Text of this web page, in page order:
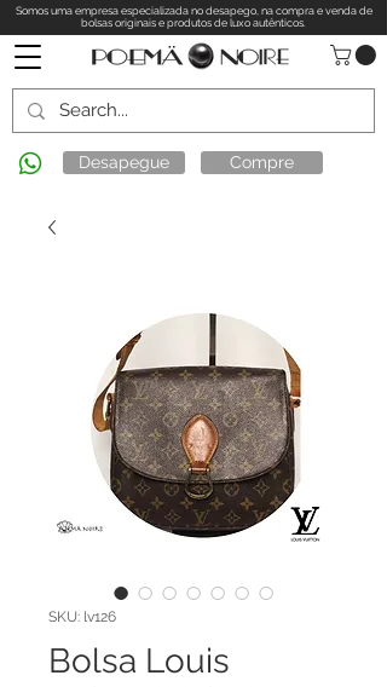
Somos uma empresa especializada no desapego, na compra e venda de
bolsas originais e produtos de luxo autênticos.
Desapegue Compre
SKU: lv126
Bolsa Louis